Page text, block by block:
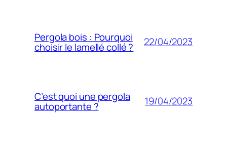
Pergola bois : Pourquoi
choisir le lamellé collé ? 22/04/2023
C’est quoi une pergola
autoportante ? 19/04/2023